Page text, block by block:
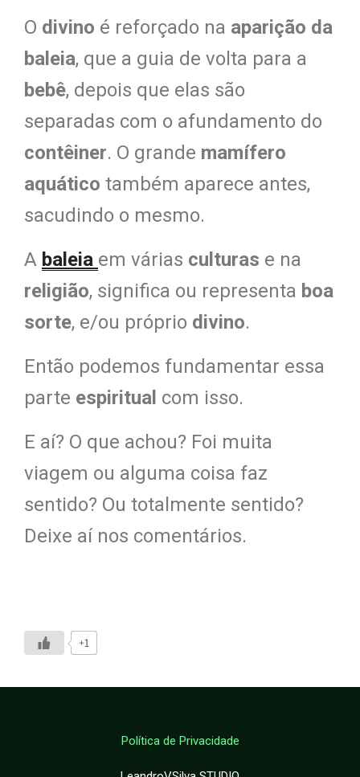
O divino é reforçado na aparição da
baleia, que a guia de volta para a
bebê, depois que elas são
separadas com o afundamento do
contêiner. O grande mamífero
aquático também aparece antes,
sacudindo o mesmo.
A baleia em várias culturas e na
religião, significa ou representa boa
sorte, e/ou próprio divino.
Então podemos fundamentar essa
parte espiritual com isso.
E aí? O que achou? Foi muita
viagem ou alguma coisa faz
sentido? Ou totalmente sentido?
Deixe aí nos comentários.
+1
Política de Privacidade